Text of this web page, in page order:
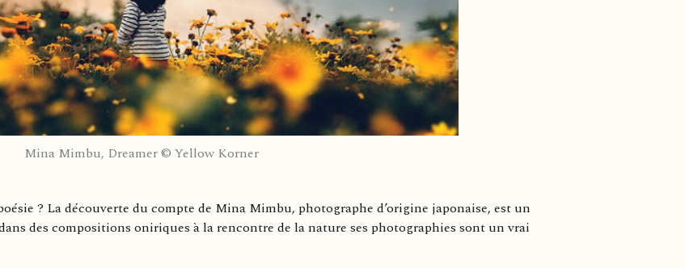
Mina Mimbu, Dreamer © Yellow Korner
? La découverte du compte de Mina Mimbu, photographe d’origine japonaise, est un
des compositions oniriques à la rencontre de la nature ses photographies sont un vrai